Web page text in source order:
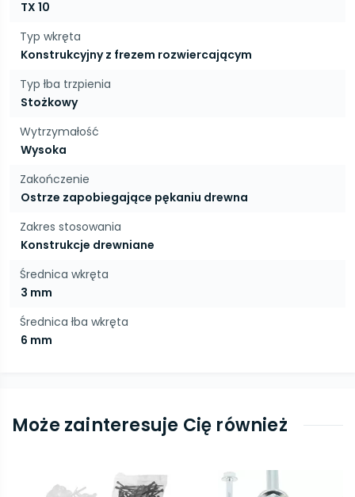
TX 10
Typ wkręta
Konstrukcyjny z frezem rozwiercającym
Typ łba trzpienia
Stożkowy
Wytrzymałość
Wysoka
Zakończenie
Ostrze zapobiegające pękaniu drewna
Zakres stosowania
Konstrukcje drewniane
Średnica wkręta
3 mm
Średnica łba wkręta
6 mm
Może zainteresuje Cię również